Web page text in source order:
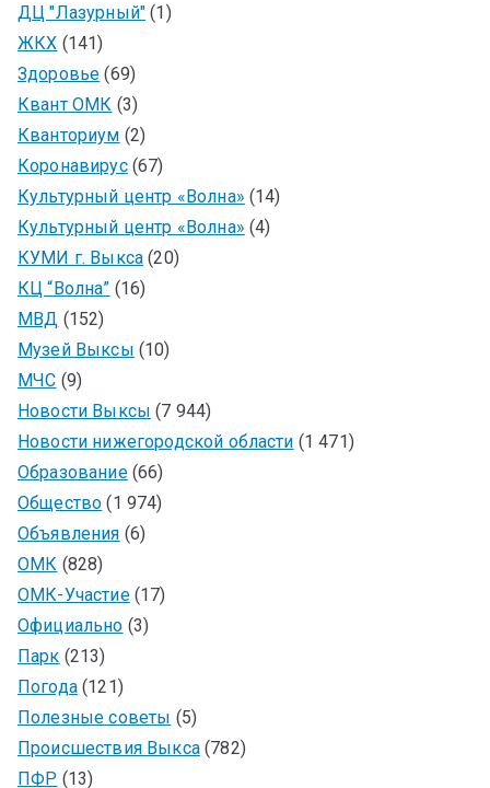
ДЦ "Лазурный" (1)
ЖКХ (141)
Здоровье (69)
Квант ОМК (3)
Кванториум (2)
Коронавирус(67)
Культурный центр «Волна» (14)
Культурный центр «Волна» (4)
КУМИ г. Выкса (20)
КЦ “Волна” (16)
МВД (152)
Музей Выксы (10)
МЧС (9)
Новости Выксы (7 944)
Новости нижегородской области (1 471)
Образование(66)
Общество (1 974)
Объявления (6)
ОМК (828)
ОМК-Участие(17)
Официально (3)
Парк (213)
Погода(121)
Полезные советы (5)
Происшествия Выкса(782)
ПФР (13)